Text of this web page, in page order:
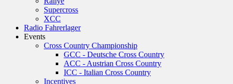
Supercross
XCC
Radio Fahrerlager
Events
Cross Country Championship
GCC - Deutsche Cross Country
ACC - Austrian Cross Country
ICC - Italian Cross Country
Incentives